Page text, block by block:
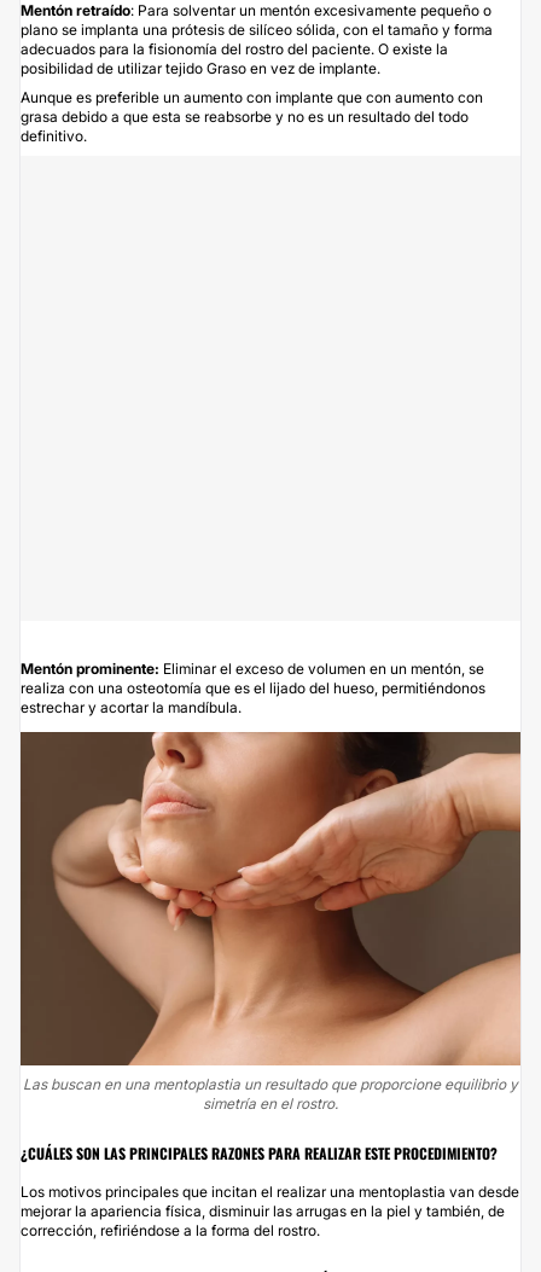
Mentón retraído: Para solventar un mentón excesivamente pequeño o
plano se implanta una prótesis de silíceo sólida, con el tamaño y forma
adecuados para la fisionomía del rostro del paciente. O existe la
posibilidad de utilizar tejido Graso en vez de implante.
Aunque es preferible un aumento con implante que con aumento con
grasa debido a que esta se reabsorbe y no es un resultado del todo
definitivo.
Mentón prominente: Eliminar el exceso de volumen en un mentón, se
realiza con una osteotomía que es el lijado del hueso, permitiéndonos
estrechar y acortar la mandíbula.
Las buscan en una mentoplastia un resultado que proporcione equilibrio y
simetría en el rostro.
¿CUÁLES SON LAS PRINCIPALES RAZONES PARA REALIZAR ESTE PROCEDIMIENTO?
Los motivos principales que incitan el realizar una mentoplastia van desde
mejorar la apariencia física, disminuir las arrugas en la piel y también, de
corrección, refiriéndose a la forma del rostro.